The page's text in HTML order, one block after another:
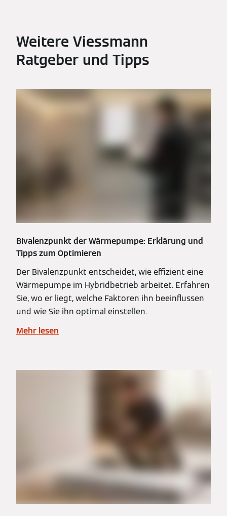
Weitere Viessmann
Ratgeber und Tipps
Bivalenzpunkt der Wärmepumpe: Erklärung und
Tipps zum Optimieren
Der Bivalenzpunkt entscheidet, wie effizient eine
Wärmepumpe im Hybridbetrieb arbeitet. Erfahren
Sie, wo er liegt, welche Faktoren ihn beeinflussen
und wie Sie ihn optimal einstellen.
Mehr lesen